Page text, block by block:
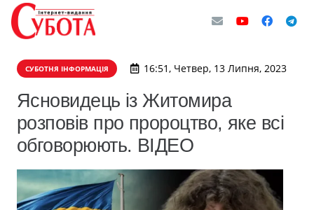
СУБОТНЯ ІНФОРМАЦІЯ 16:51, Четвер, 13 Липня, 2023
Ясновидець із Житомира
розповів про пророцтво, яке всі
обговорюють. ВІДЕО